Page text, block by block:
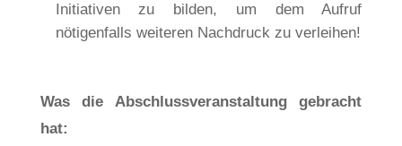
Initiativen zu bilden, um dem Aufruf
nötigenfalls weiteren Nachdruck zu verleihen!
Was die Abschlussveranstaltung gebracht
hat: